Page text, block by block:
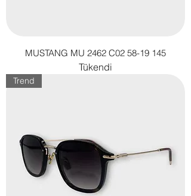
MUSTANG MU 2462 C02 58-19 145
Tükendi
Trend